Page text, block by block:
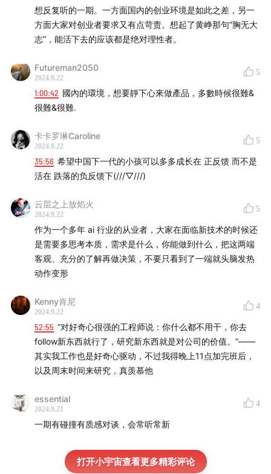
想反复听的一期。一方面国内的创业环境是如此之差，另一
方面大家对创业者要求又有点苛责。想起了黄峥那句“胸无大
志”，能活下去的应该都是绝对理性者。
Futureman2050
2024.9.22
5
1:00:42 國內的環境，想要靜下心來做產品，多數時候很難&
很難&很難.
卡卡罗琳Caroline
2024.9.22
5
35:56 希望中国下一代的小孩可以多多成长在 正反馈 而不是
活在 跌落的负反馈下(///▽///)
云层之上放焰火
2024.9.22
5
作为一个多年 ai 行业的从业者，大家在面临新技术的时候还
是需要多思考本质，需求是什么，你能做到什么，把这两端
客观、充分的了解再做决策，不要只看到了一端就头脑发热
动作变形
Kenny肯尼
2024.9.22
4
52:55 “对好奇心很强的工程师说：你什么都不用干，你去
follow新东西就行了，研究新东西就是对公司的价值。”——
其实我工作也是好奇心驱动，不过我得晚上11点加完班后，
以及周末时间来研究，真羡慕他
essential
2024.9.21
4
一期有碰撞有质感对谈，会常听常新
打开小宇宙查看更多精彩评论